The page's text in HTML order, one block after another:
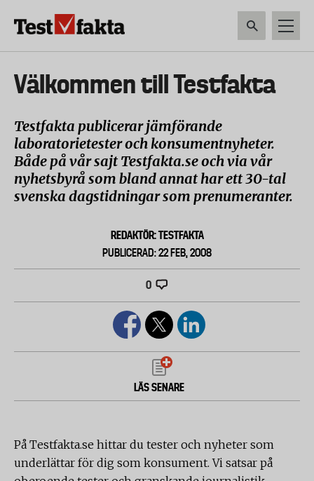
Huvudmeny
ny
Välkommen till Testfakta
Testfakta publicerar jämförande
laboratorietester och konsumentnyheter.
Både på vår sajt Testfakta.se och via vår
nyhetsbyrå som bland annat har ett 30-tal
svenska dagstidningar som prenumeranter.
REDAKTÖR: TESTFAKTA
PUBLICERAD: 22 FEB, 2008
0
LÄS SENARE
På Testfakta.se hittar du tester och nyheter som
underlättar för dig som konsument. Vi satsar på